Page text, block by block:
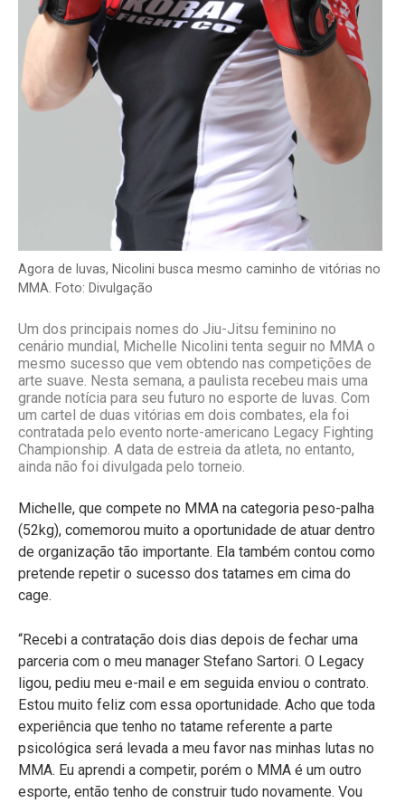
Agora de luvas, Nicolini busca mesmo caminho de vitórias no
MMA. Foto: Divulgação
Um dos principais nomes do Jiu-Jitsu feminino no
cenário mundial, Michelle Nicolini tenta seguir no MMA o
mesmo sucesso que vem obtendo nas competições de
arte suave. Nesta semana, a paulista recebeu mais uma
grande notícia para seu futuro no esporte de luvas. Com
um cartel de duas vitórias em dois combates, ela foi
contratada pelo evento norte-americano Legacy Fighting
Championship. A data de estreia da atleta, no entanto,
ainda não foi divulgada pelo torneio.
Michelle, que compete no MMA na categoria peso-palha
(52kg), comemorou muito a oportunidade de atuar dentro
de organização tão importante. Ela também contou como
pretende repetir o sucesso dos tatames em cima do
cage.
“Recebi a contratação dois dias depois de fechar uma
parceria com o meu manager Stefano Sartori. O Legacy
ligou, pediu meu e-mail e em seguida enviou o contrato.
Estou muito feliz com essa oportunidade. Acho que toda
experiência que tenho no tatame referente a parte
psicológica será levada a meu favor nas minhas lutas no
MMA. Eu aprendi a competir, porém o MMA é um outro
esporte, então tenho de construir tudo novamente. Vou